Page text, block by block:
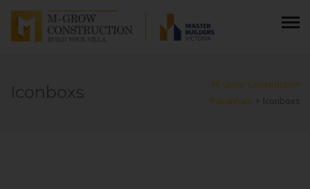
Iconboxs
M Grow Construction
Pakenham
Iconboxs